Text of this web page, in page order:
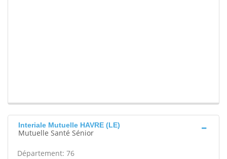
Interiale Mutuelle HAVRE (LE)
Mutuelle Santé Sénior
Département: 76